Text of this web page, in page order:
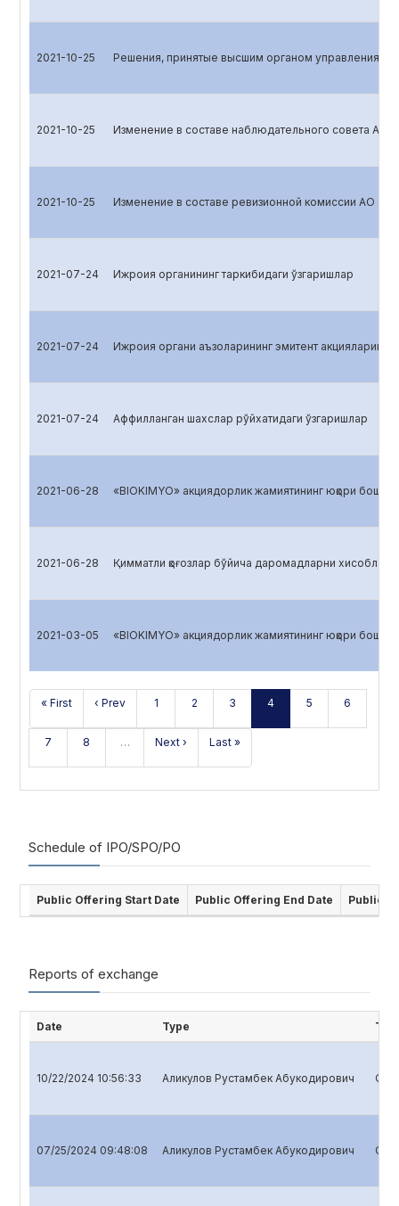
2021-10-25 Решения, принятые высшим органом управления
2021-10-25 Изменение в составе наблюдательного совета АО
2021-10-25 Изменение в составе ревизионной комиссии АО
2021-07-24 Ижроия органининг таркибидаги ўзгаришлар
2021-07-24 Ижроия органи аъзоларининг эмитент акцияларига
2021-07-24 Аффилланган шахслар рўйхатидаги ўзгаришлар
2021-06-28 «BIOKIMYO» акциядорлик жамиятининг юқори
2021-06-28 Қимматли қоғозлар бўйича даромадларни хисоблаш
2021-03-05 «BIOKIMYO» акциядорлик жамиятининг юқори
« First ‹ Prev 1 2 3 4 5 6
7 8 … Next › Last »
Schedule of IPO/SPO/PO
Public Offering Start Date Public Offering End Date Public
Reports of exchange
Date Type
10/22/2024 10:56:33 Аликулов Рустамбек Абукодирович
07/25/2024 09:48:08 Аликулов Рустамбек Абукодирович